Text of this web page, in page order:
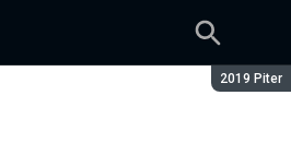
Сезон:
2019 Piter